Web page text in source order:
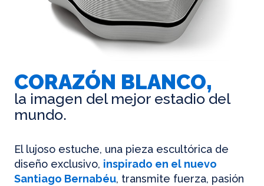
CORAZÓN BLANCO,
la imagen del mejor estadio del
mundo.
El lujoso estuche, una pieza escultórica de
diseño exclusivo, inspirado en el nuevo
Santiago Bernabéu, transmite fuerza, pasión